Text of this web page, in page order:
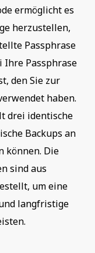
ermöglicht es
herzustellen,
Passphrase
Ihre Passphrase
den Sie zur
haben.
drei identische
Backups an
können. Die
sind aus
um eine
langfristige